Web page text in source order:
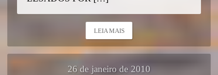
LEIA MAIS
26 de janeiro de 2010